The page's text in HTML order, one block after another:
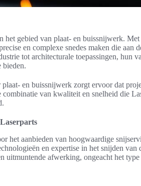
gebied van plaat- en buissnijwerk. Met
en complexe snedes maken die aan
tot architecturale toepassingen, hun
bieden.
en buissnijwerk zorgt ervoor dat
van kwaliteit en snelheid die
het aanbieden van hoogwaardige
en expertise in het snijden van
uitmuntende afwerking, ongeacht het